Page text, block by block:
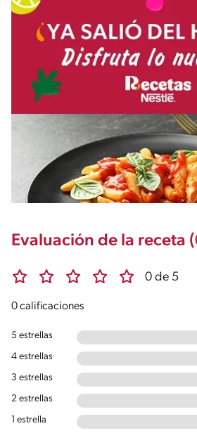
Evaluación de la receta
0 de 5
0 calificaciones
5 estrellas
4 estrellas
3 estrellas
2 estrellas
1 estrella